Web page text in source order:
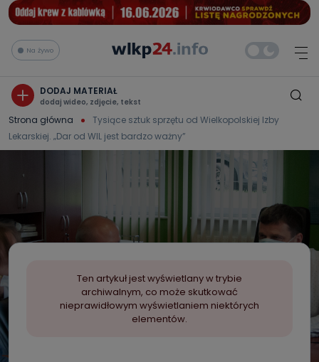
Na żywo
DODAJ MATERIAŁ
dodaj wideo, zdjęcie, tekst
Strona główna
Tysiące sztuk sprzętu od Wielkopolskiej Izby
Lekarskiej. „Dar od WIL jest bardzo ważny”
Ten artykuł jest wyświetlany w trybie
archiwalnym, co może skutkować
nieprawidłowym wyświetlaniem niektórych
elementów.